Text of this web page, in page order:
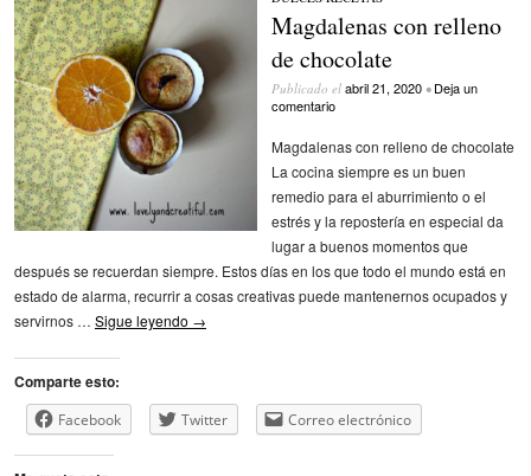
Magdalenas con relleno
de chocolate
Publicado el abril 21, 2020 • Deja un
comentario
Magdalenas con relleno de chocolate
La cocina siempre es un buen
remedio para el aburrimiento o el
estrés y la repostería en especial da
lugar a buenos momentos que
después se recuerdan siempre. Estos días en los que todo el mundo está en
estado de alarma, recurrir a cosas creativas puede mantenernos ocupados y
servirnos … Sigue leyendo →
Comparte esto:
Facebook Twitter Correo electrónico